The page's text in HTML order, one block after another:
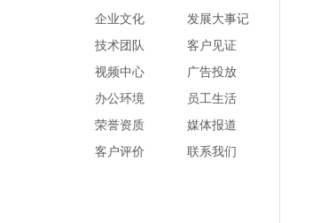
企业文化
发展大事记
技术团队
客户见证
视频中心
广告投放
办公环境
员工生活
荣誉资质
媒体报道
客户评价
联系我们